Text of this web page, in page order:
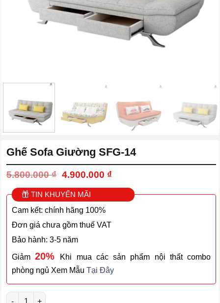
Ghế Sofa Giường SFG-14
5.800.000₫ Giá
là:
5.800.000 ₫.
4.900.000 ₫Giá
là:
TIN KHUYẾN MÃI
Cam kết: chính hãng 100%
Đơn giá chưa gồm thuế VAT
Bảo hành: 3-5 năm
Giảm20%
Khi mua các sản phẩm nội thất combo
phòng ngủ Xem Mẫu Tại Đây
Ghế Sofa Giường SFG-14 số lượng